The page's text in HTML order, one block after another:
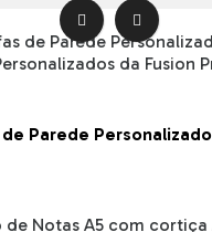
 
Parede Personalizado